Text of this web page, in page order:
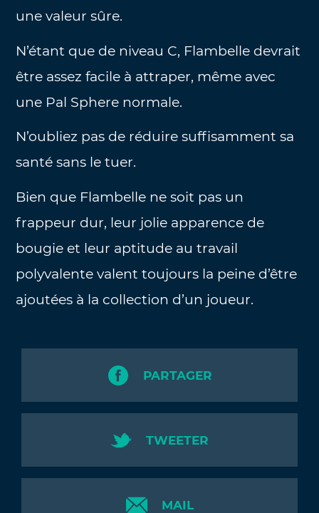
une valeur sûre.
N’étant que de niveau C, Flambelle devrait
être assez facile à attraper, même avec
une Pal Sphere normale.
N’oubliez pas de réduire suffisamment sa
santé sans le tuer.
Bien que Flambelle ne soit pas un
frappeur dur, leur jolie apparence de
bougie et leur aptitude au travail
polyvalente valent toujours la peine d’être
ajoutées à la collection d’un joueur.
PARTAGER
TWEETER
MAIL